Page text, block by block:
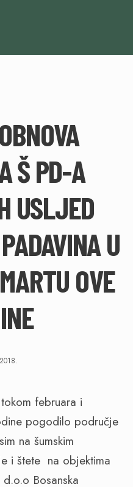
Š PD-A
USLJED
U
OVE
februara i
pogodilo područje
na šumskim
i štete na objektima
d.o.o Bosanska